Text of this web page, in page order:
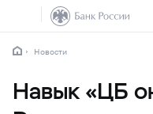
Новости
Навык «ЦБ